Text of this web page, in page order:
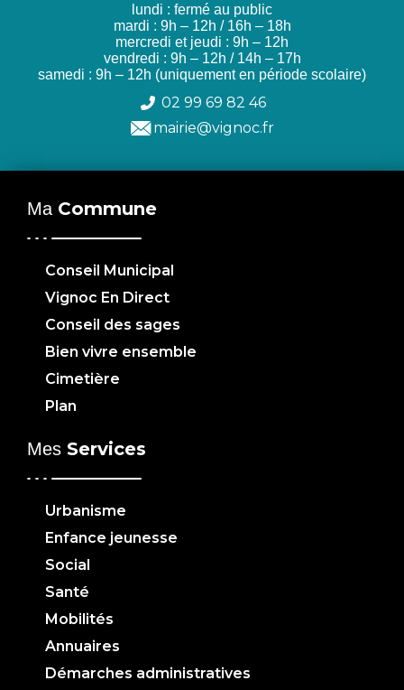
lundi : fermé au public
mardi : 9h – 12h / 16h – 18h
mercredi et jeudi : 9h – 12h
vendredi : 9h – 12h / 14h – 17h
samedi : 9h – 12h (uniquement en période scolaire)
02 99 69 82 46
mairie@vignoc.fr
Ma Commune
Conseil Municipal
Vignoc En Direct
Conseil des sages
Bien vivre ensemble
Cimetière
Plan
Mes Services
Urbanisme
Enfance jeunesse
Social
Santé
Mobilités
Annuaires
Démarches administratives